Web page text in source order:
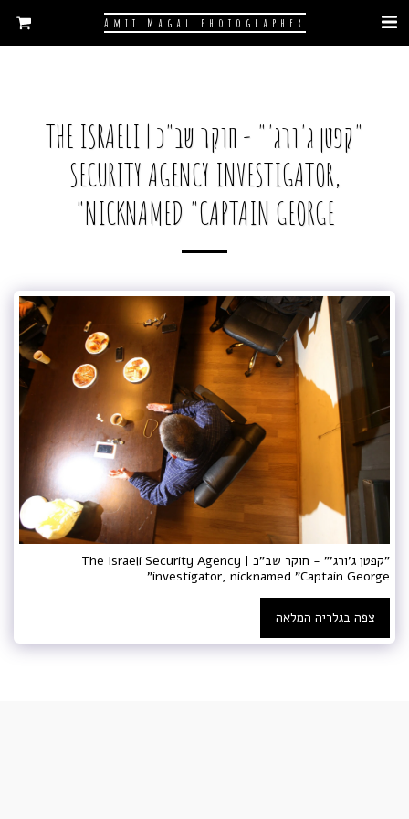
Amit Magal photographer
"קפטן ג'ורג'" - חוקר שב"כ | THE ISRAELI
SECURITY AGENCY INVESTIGATOR,
NICKNAMED "CAPTAIN GEORGE"
"קפטן ג'ורג'" - חוקר שב"כ | The Israeli Security Agency
investigator, nicknamed "Captain George"
צפה בגלריה המלאה